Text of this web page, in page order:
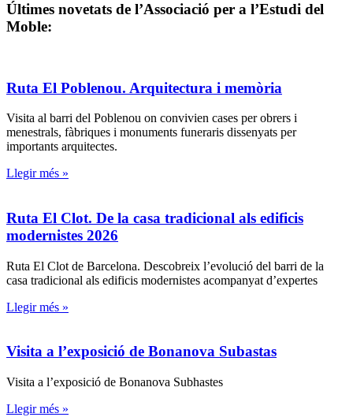
Últimes novetats de l’Associació per a l’Estudi del
Moble:
Ruta El Poblenou. Arquitectura i memòria
Visita al barri del Poblenou on convivien cases per obrers i
menestrals, fàbriques i monuments funeraris dissenyats per
importants arquitectes.
Llegir més »
Ruta El Clot. De la casa tradicional als edificis
modernistes 2026
Ruta El Clot de Barcelona. Descobreix l’evolució del barri de la
casa tradicional als edificis modernistes acompanyat d’expertes
Llegir més »
Visita a l’exposició de Bonanova Subastas
Visita a l’exposició de Bonanova Subhastes
Llegir més »